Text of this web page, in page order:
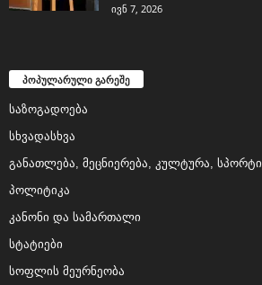
ივნ 7, 2026
პოპულარული გარეშე
საზოგადოება
სხვადასხვა
განათლება, მეცნიერება, კულტურა, სპორტი
პოლიტიკა
კანონი და სამართალი
სტატიები
სოფლის მეურნეობა